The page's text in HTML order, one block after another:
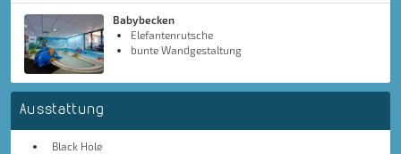
Babybecken
Elefantenrutsche
bunte Wandgestaltung
Ausstattung
Black Hole